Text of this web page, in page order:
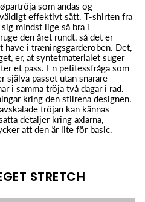
som andas og
effektivt sätt. T-shirten fra
mindst lige så bra i
den året rundt, så det er
i træningsgarderoben. Det,
er, at syntetmaterialet suger
et pass. En petitessfråga som
själva passet utan snarare
i samma tröja två dagar i rad.
kring den stilrena designen.
tröjan kan kännas
detaljer kring axlarna,
att den är lite för basic.
STRETCH